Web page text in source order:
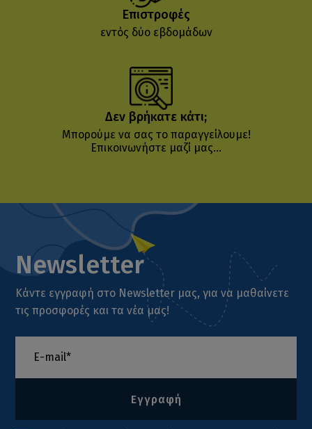
Επιστροφές
εντός δύο εβδομάδων
Δεν βρήκατε κάτι;
Μπορούμε να σας το παραγγείλουμε!
Επικοινωνήστε μαζί μας...
Newsletter
Κάντε εγγραφή στο Newsletter μας, για να μαθαίνετε
τις προσφορές και τα νέα μας!
Εγγραφή